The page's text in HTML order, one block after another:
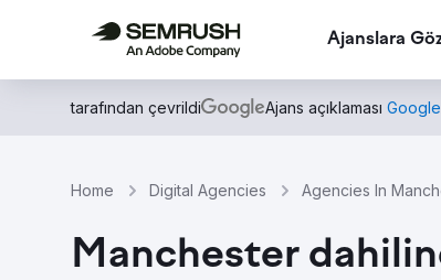
Ajanslara
tarafından çevrildi Ajans açıklaması
Home Digital Agencies Agencies In
Manchester